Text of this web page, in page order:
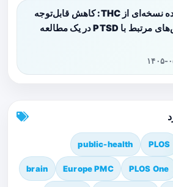
استفاده نسخه‌ای از THC: کاهش قابل‌توجه
کابوس‌های مرتبط با PTSD در یک مطالعه
۰۵-۱۵
PLOS
public-health
PLOS One
Europe PMC
brain